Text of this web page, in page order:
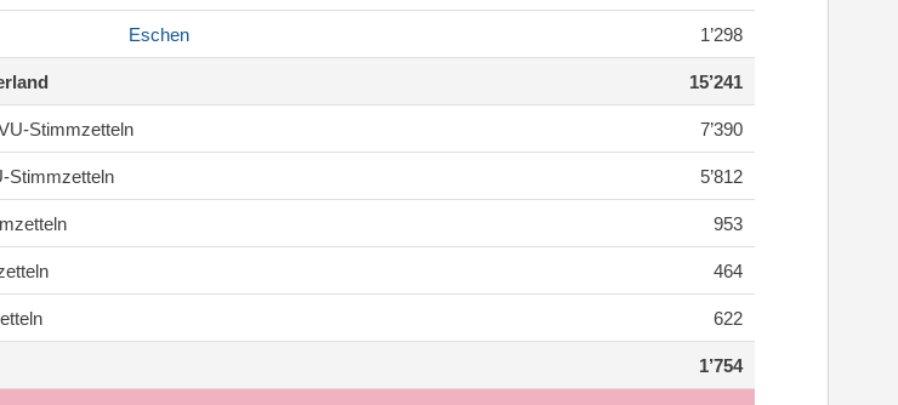
Eschen 1’298
15’241
Stimmzetteln 7’390
Stimmzetteln 5’812
953
464
622
1’754